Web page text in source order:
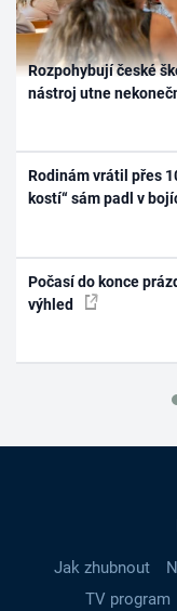
Rozpohybují české
nástroj utne
Rodinám vrátil přes
kostí“ sám padl v
Počasí do konce
výhled
Jak zhubnout
TV program